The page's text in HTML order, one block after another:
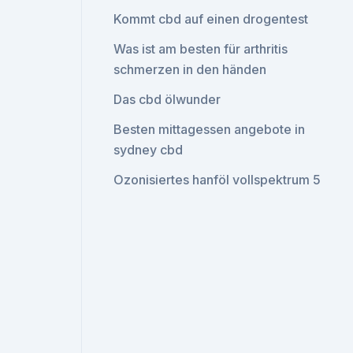
Kommt cbd auf einen drogentest
Was ist am besten für arthritis
schmerzen in den händen
Das cbd ölwunder
Besten mittagessen angebote in
sydney cbd
Ozonisiertes hanföl vollspektrum 5